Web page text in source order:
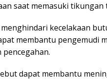
saat memasuki tikungan
kecelakaan
membantu pengemudi
dapat membantu